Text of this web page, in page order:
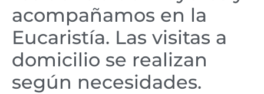
acompañamos en la
Eucaristía. Las visitas a
domicilio se realizan
según necesidades.